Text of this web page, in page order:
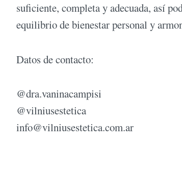
suficiente, completa y adecuada, así
equilibrio de bienestar personal y
Datos de contacto:
@dra.vaninacampisi
@vilniusestetica
info@vilniusestetica.com.ar